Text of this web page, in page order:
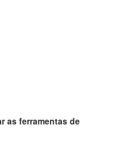
as ferramentas de